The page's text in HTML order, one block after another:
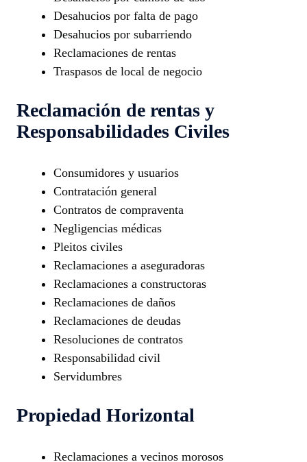
Desahucios por falta de pago
Desahucios por subarriendo
Reclamaciones de rentas
Traspasos de local de negocio
Reclamación de rentas y
Responsabilidades Civiles
Consumidores y usuarios
Contratación general
Contratos de compraventa
Negligencias médicas
Pleitos civiles
Reclamaciones a aseguradoras
Reclamaciones a constructoras
Reclamaciones de daños
Reclamaciones de deudas
Resoluciones de contratos
Responsabilidad civil
Servidumbres
Propiedad Horizontal
Reclamaciones a vecinos morosos